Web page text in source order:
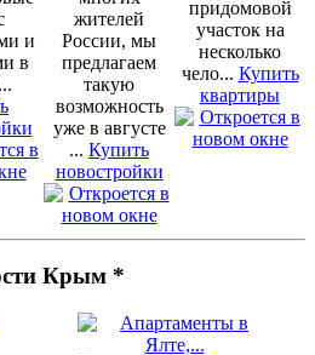
и
в
жителей
России, мы
предлагаем
такую
возможность
уже в августе
... Купить
новостройки
придомовой
участок на
несколько
чело... Купить
квартиры
Крым *